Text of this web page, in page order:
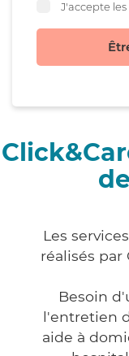
J'accepte les
Les
réalisés par
Besoin
l'entretien
aide à